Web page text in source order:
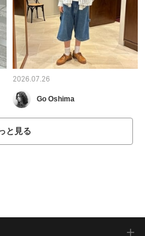
2026.07.26
Go Oshima
と見る